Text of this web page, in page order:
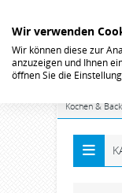
Kochen &
Wir verwenden
Wir können diese zur
anzuzeigen und Ihnen
öffnen Sie die